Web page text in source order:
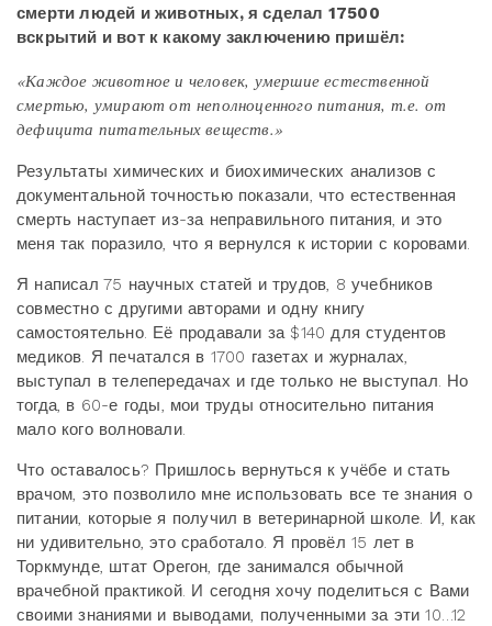
смерти людей и животных, я сделал 17500
вскрытий и вот к какому заключению пришёл:
«Каждое животное и человек, умершие естественной
смертью, умирают от неполноценного питания, т.е. от
дефицита питательных веществ.»
Результаты химических и биохимических анализов с
документальной точностью показали, что естественная
смерть наступает из-за неправильного питания, и это
меня так поразило, что я вернулся к истории с коровами.
Я написал 75 научных статей и трудов, 8 учебников
совместно с другими авторами и одну книгу
самостоятельно. Её продавали за $140 для студентов
медиков. Я печатался в 1700 газетах и журналах,
выступал в телепередачах и где только не выступал. Но
тогда, в 60-е годы, мои труды относительно питания
мало кого волновали.
Что оставалось? Пришлось вернуться к учёбе и стать
врачом, это позволило мне использовать все те знания о
питании, которые я получил в ветеринарной школе. И, как
ни удивительно, это сработало. Я провёл 15 лет в
Торкмунде, штат Орегон, где занимался обычной
врачебной практикой. И сегодня хочу поделиться с Вами
своими знаниями и выводами, полученными за эти 10…12